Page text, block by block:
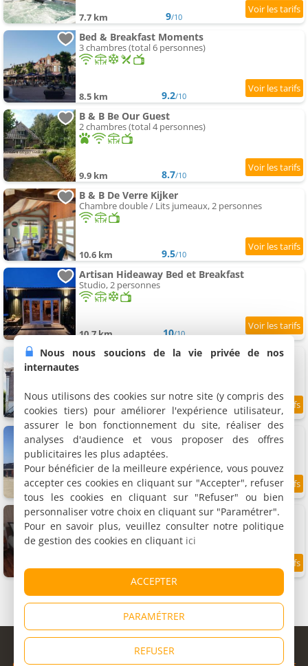
7.7 km 9/10
Bed & Breakfast Moments
3 chambres (total 6 personnes)
8.5 km 9.2/10
B & B Be Our Guest
2 chambres (total 4 personnes)
9.9 km 8.7/10
B & B De Verre Kijker
Chambre double / Lits jumeaux, 2 personnes
10.6 km 9.5/10
Artisan Hideaway Bed et Breakfast
Studio, 2 personnes
10.7 km 10/10
B & B 't Raethuys
11 km 8.5/10
Boerderij de Waard
4 chambres (total 11 personnes)
11.2 km
Appels en Peren Bed et Breakfast
2 chambres (total 4 personnes)
11.9 km 9.3/10
© Copyright 1998 - 2026
Nous nous soucions de la vie privée de nos
internautes
Nous utilisons des cookies sur notre site (y compris des
cookies tiers) pour améliorer l'expérience utilisateur,
assurer le bon fonctionnement du site, réaliser des
analyses d'audience et vous proposer des offres
publicitaires les plus adaptées.
Pour bénéficier de la meilleure expérience, vous pouvez
accepter ces cookies en cliquant sur "Accepter", refuser
tous les cookies en cliquant sur "Refuser" ou bien
personnaliser votre choix en cliquant sur "Paramétrer".
Pour en savoir plus, veuillez consulter notre politique
de gestion des cookies en cliquant ici
ACCEPTER
PARAMÉTRER
REFUSER